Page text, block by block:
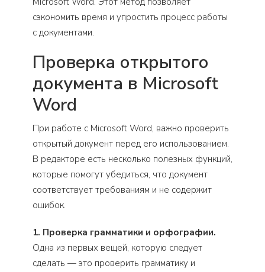
сэкономить время и упростить процесс работы
с документами.
Проверка открытого
документа в Microsoft
Word
При работе с Microsoft Word, важно проверить
открытый документ перед его использованием.
В редакторе есть несколько полезных функций,
которые помогут убедиться, что документ
соответствует требованиям и не содержит
ошибок.
1. Проверка грамматики и орфографии.
Одна из первых вещей, которую следует
сделать — это проверить грамматику и